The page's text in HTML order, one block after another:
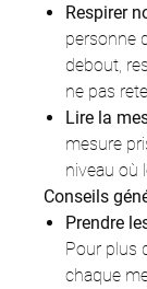
Respirer
personne
debout,
ne pas
Lire la
mesure
niveau où
Conseils
Prendre
Pour plus
chaque